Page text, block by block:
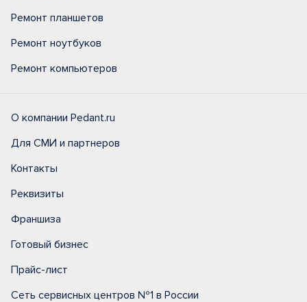
Ремонт планшетов
Ремонт ноутбуков
Ремонт компьютеров
О компании Pedant.ru
Для СМИ и партнеров
Контакты
Реквизиты
Франшиза
Готовый бизнес
Прайс-лист
Сеть сервисных центров №1 в России